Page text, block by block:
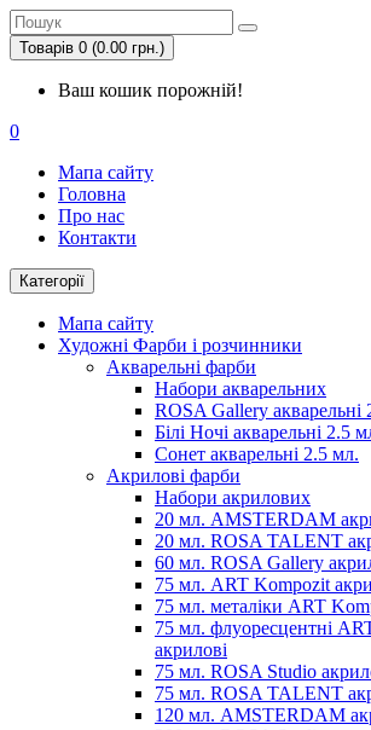
Товарів 0 (0.00 грн.)
Ваш кошик порожній!
0
Мапа сайту
Головна
Про нас
Контакти
Категорії
Мапа сайту
Художні Фарби і розчинники
Акварельні фарби
Набори акварельних
ROSA Gallery акварельні
Білі Ночі акварельні 2.5
Сонет акварельні 2.5 мл.
Акрилові фарби
Набори акрилових
20 мл. AMSTERDAM
20 мл. ROSA TALENT
60 мл. ROSA Gallery
75 мл. ART Kompozit
75 мл. металіки ART
75 мл. флуоресцентні
акрилові
75 мл. ROSA Studio
75 мл. ROSA TALENT
120 мл. AMSTERDAM